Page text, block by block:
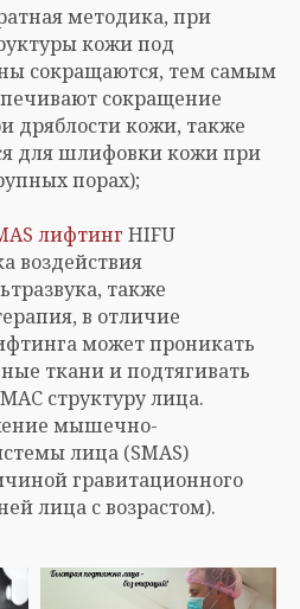
методика, при
кожи под
сокращаются, тем самым
сокращение
дряблости кожи, также
для шлифовки кожи при
порах);
лифтинг HIFU
воздействия
также
в отличие
может проникать
ткани и подтягивать
структуру лица.
мышечно-
лица (SMAS)
гравитационного
лица с возрастом).